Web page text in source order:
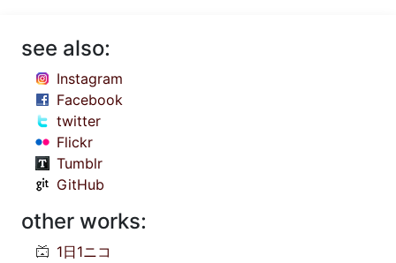
see also:
Instagram
Facebook
twitter
Flickr
Tumblr
GitHub
other works:
1日1ニコ